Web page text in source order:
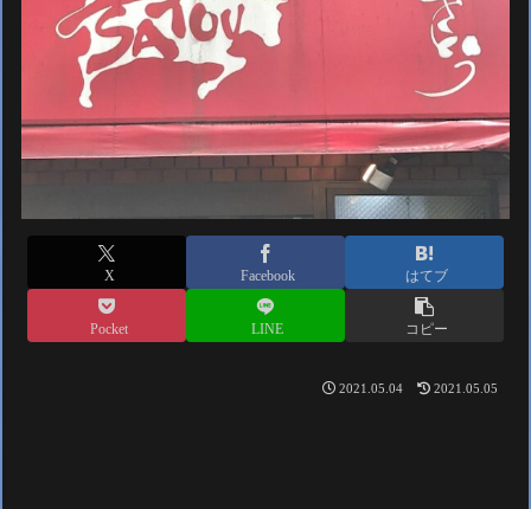
X Facebook はてブ
Pocket LINE コピー
2021.05.04 2021.05.05